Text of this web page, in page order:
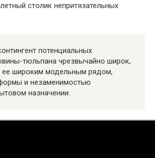
столик непритязательных
потенциальных
тюльпана чрезвычайно широк,
ее широким модельным рядом,
и незаменимостью
назначении.